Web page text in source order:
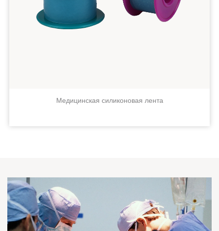
Медицинская силиконовая лента